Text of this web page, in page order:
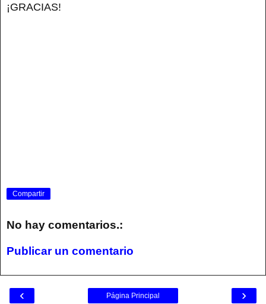
¡GRACIAS!
Compartir
No hay comentarios.:
Publicar un comentario
‹ ›
Página Principal